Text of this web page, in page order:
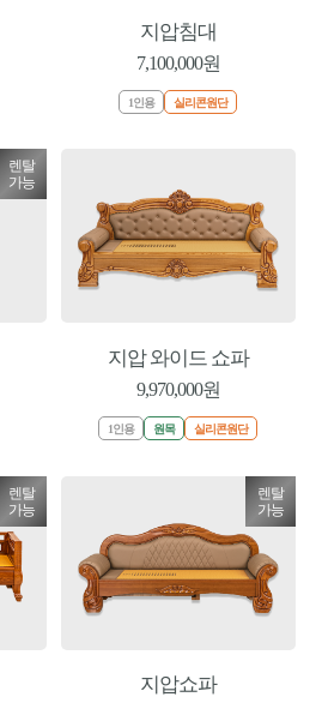
지압침대
7,100,000원
1인용 실리콘원단
렌탈
가능
지압 와이드 쇼파
9,970,000원
1인용 원목 실리콘원단
렌탈
가능
렌탈
가능
지압쇼파